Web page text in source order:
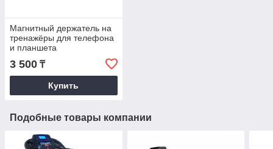
Магнитный держатель на
тренажёры для телефона
и планшета
3 500 ₸
Купить
Подобные товары компании